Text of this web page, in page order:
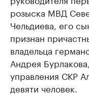
розыска МВД
Чельдиева, его
признан
владельца
Андрея
управления СКР
девяти человек.